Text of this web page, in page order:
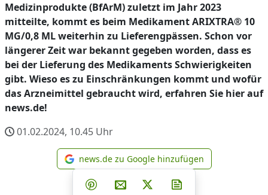
Medizinprodukte (BfArM) zuletzt im Jahr 2023
mitteilte, kommt es beim Medikament ARIXTRA® 10
MG/0,8 ML weiterhin zu Lieferengpässen. Schon vor
längerer Zeit war bekannt gegeben worden, dass es
bei der Lieferung des Medikaments Schwierigkeiten
gibt. Wieso es zu Einschränkungen kommt und wofür
das Arzneimittel gebraucht wird, erfahren Sie hier auf
news.de!
01.02.2024, 10.45 Uhr
news.de zu Google
news.de zu Google hinzufügen
Teilen auf Facebook
Teilen auf Whatsapp
Teilen auf Telegram
Teilen auf Pinterest
Per E-Mail teilen
Post auf X